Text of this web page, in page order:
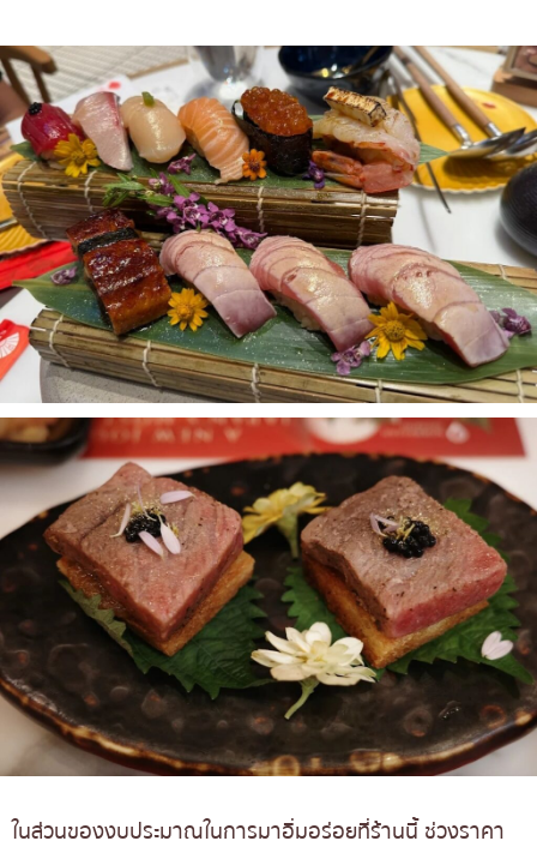
ในส่วนของงบประมาณในการมาอิ่มอร่อยที่ร้านนี้ ช่วงราคา